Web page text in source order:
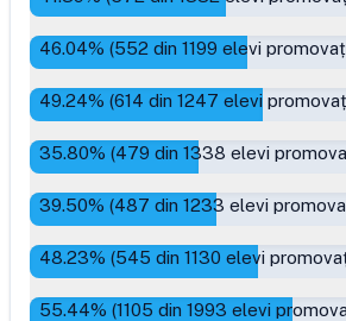
46.04% (552 din 1199 elevi
49.24% (614 din 1247 elevi
35.80% (479 din 1338 elevi
39.50% (487 din 1233 elevi
48.23% (545 din 1130 elevi
55.44% (1105 din 1993 elevi